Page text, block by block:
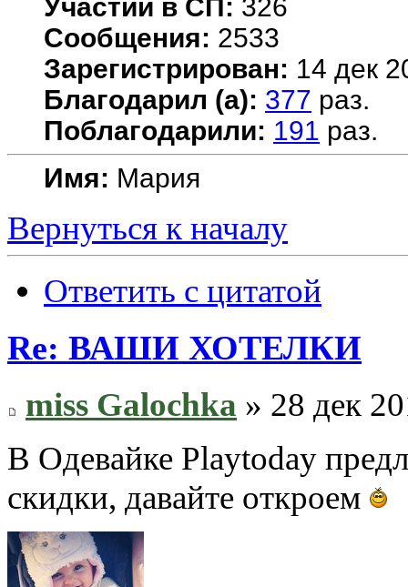
Участий в СП: 326
Сообщения: 2533
Зарегистрирован: 14 дек
Благодарил (а): 377 раз.
Поблагодарили: 191 раз.
Имя: Мария
Вернуться к началу
Ответить с цитатой
Re: ВАШИ ХОТЕЛКИ
miss Galochka » 28 дек
В Одевайке Playtoday
скидки, давайте откроем